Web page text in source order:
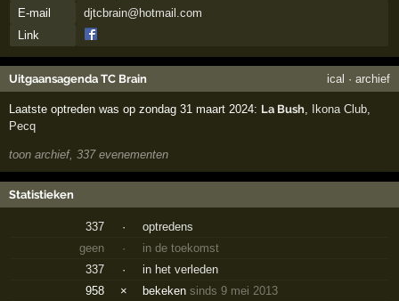
E-mail
djtcbrain@hotmail.com
Link
Uitgaansagenda TC Brain ical · archief
Laatste optreden was op zondag 31 maart 2024: La Bush, Ikona Club,
Pecq
toon archief, 337 evenementen
Statistieken
337 ·
optredens
geen
·
in de toekomst
337
·
in het verleden
958
× bekekensinds 9 mei 2013